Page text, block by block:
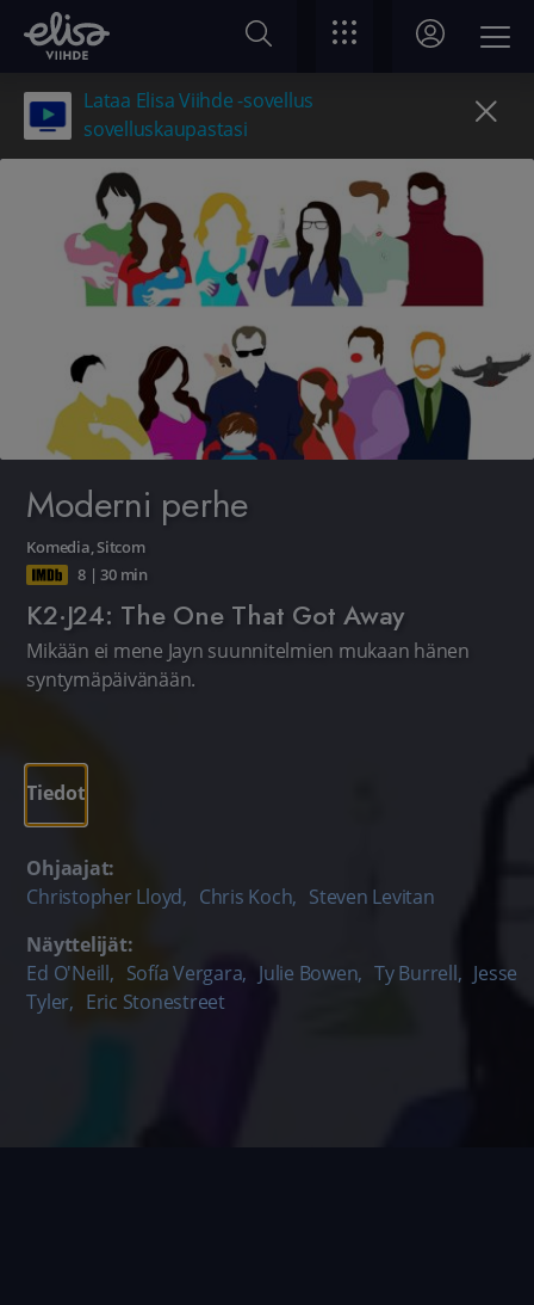
Lataa Elisa Viihde -sovellus
sovelluskaupastasi
Moderni perhe
Komedia,Sitcom
8 |30 min
K2·J24: The One That Got Away
Mikään ei mene Jayn suunnitelmien mukaan hänen
syntymäpäivänään.
Tiedot
Ohjaajat:
Christopher Lloyd, Chris Koch, Steven Levitan
Näyttelijät:
Ed O'Neill, Sofía Vergara, Julie Bowen, Ty Burrell, Jesse
Tyler, Eric Stonestreet